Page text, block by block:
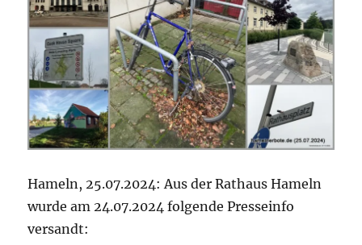
man
mit
kleinen
Fehlern
kalten
Hameln, 25.07.2024: Aus der Rathaus Hameln
wurde am 24.07.2024 folgende Presseinfo
versandt: